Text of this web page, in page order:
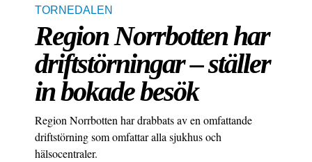
TORNEDALEN
Region Norrbotten har
driftstörningar – ställer
in bokade besök
Region Norrbotten har drabbats av en omfattande
driftstörning som omfattar alla sjukhus och
hälsocentraler.